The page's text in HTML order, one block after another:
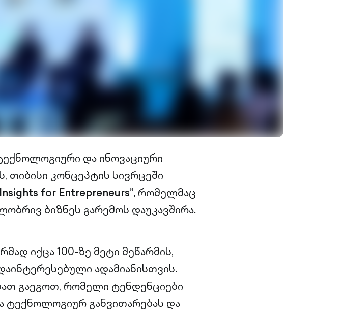
და ინოვაციური
თიბისი კონცეპტის სივრცეში
for Entrepreneurs”, რომელმაც
ბიზნეს გარემოს დაუკავშირა.
იქცა 100-ზე მეტი მეწარმის,
ადამიანისთვის.
გაეგოთ, რომელი ტენდენციები
ტექნოლოგიურ განვითარებას და